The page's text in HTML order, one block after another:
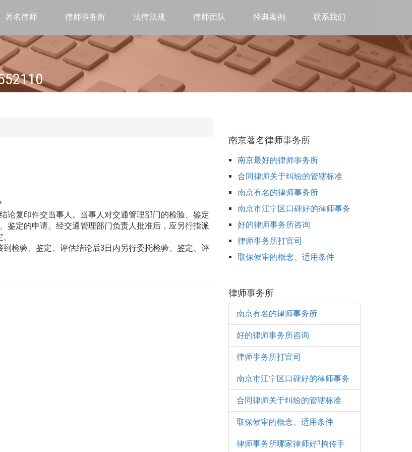
著名律师 律师事务所 法律法规 律师团队 经典案例 联系我们
论复印件交当事人。当事人对交通管理部门的检验、鉴定
鉴定的申请。经交通管理部门负责人批准后，应另行指派
检验、鉴定、评估结论后3日内另行委托检验、鉴定、评
南京著名律师事务所
南京最好的律师事务所
合同律师关于纠纷的管辖标准
南京有名的律师事务所
南京市江宁区口碑好的律师事务
好的律师事务所咨询
律师事务所打官司
取保候审的概念、适用条件
律师事务所
南京有名的律师事务所
好的律师事务所咨询
律师事务所打官司
南京市江宁区口碑好的律师事务
合同律师关于纠纷的管辖标准
取保候审的概念、适用条件
律师事务所哪家律师好?拘传手